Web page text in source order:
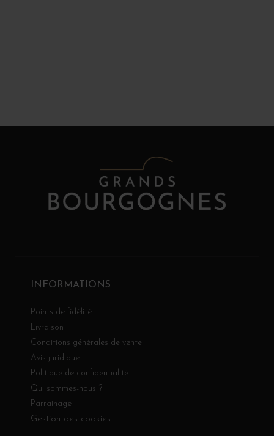
INFORMATIONS
Points de fidélité
Livraison
Conditions générales de vente
Avis juridique
Politique de confidentialité
Qui sommes-nous ?
Parrainage
Gestion des cookies